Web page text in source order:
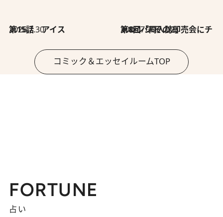
2026.7.30
第15話 アイス 2026.7.30
第8回「同人誌即売会にチャレンジ その2」
コミック＆エッセイルームTOP
FORTUNE
占い